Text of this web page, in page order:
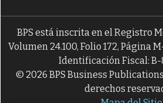
BPS está inscrita en el Registro
Volumen 24.100, Folio 172, Página
Identificación Fiscal: B-
© 2026 BPS Business Publications
derechos